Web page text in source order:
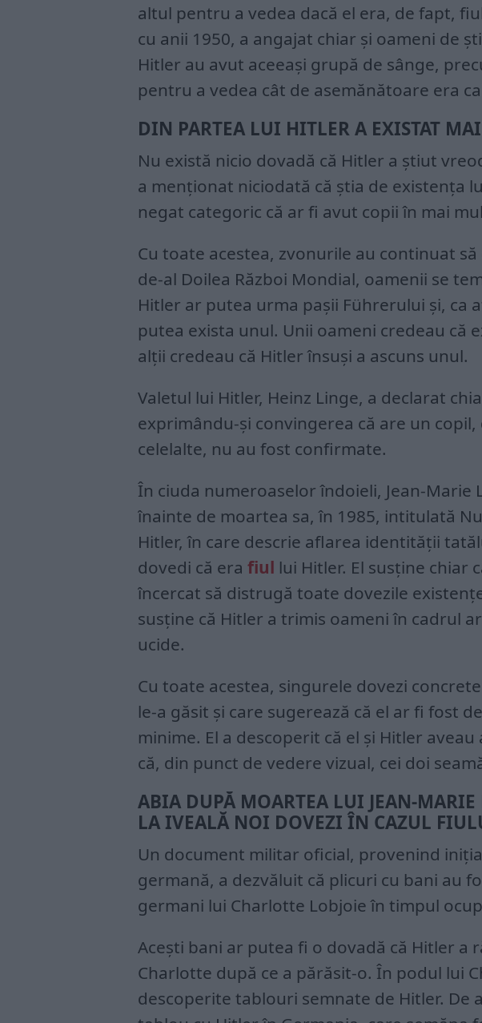
altul pentru a vedea dacă el era, de fapt,
cu anii 1950, a angajat chiar și oameni de
Hitler au avut aceeași grupă de sânge,
pentru a vedea cât de asemănătoare era
DIN PARTEA LUI HITLER A EXISTAT
Nu există nicio dovadă că Hitler a știut
a menționat niciodată că știa de existența
negat categoric că ar fi avut copii în mai
Cu toate acestea, zvonurile au continuat
de-al Doilea Război Mondial, oamenii se
Hitler ar putea urma pașii Führerului și, ca
putea exista unul. Unii oameni credeau că
alții credeau că Hitler însuși a ascuns unul.
Valetul lui Hitler, Heinz Linge, a declarat
exprimându-și convingerea că are un
celelalte, nu au fost confirmate.
În ciuda numeroaselor îndoieli, Jean-
înainte de moartea sa, în 1985, intitulată
Hitler, în care descrie aflarea identității
dovedi că era fiul lui Hitler. El susține chiar
încercat să distrugă toate dovezile
susține că Hitler a trimis oameni în cadrul
ucide.
Cu toate acestea, singurele dovezi
le-a găsit și care sugerează că el ar fi fost
minime. El a descoperit că el și Hitler
că, din punct de vedere vizual, cei doi
ABIA DUPĂ MOARTEA LUI JEAN-MARIE
LA IVEALĂ NOI DOVEZI ÎN CAZUL
Un document militar oficial, provenind
germană, a dezvăluit că plicuri cu bani au
germani lui Charlotte Lobjoie în timpul
Acești bani ar putea fi o dovadă că Hitler a
Charlotte după ce a părăsit-o. În podul lui
descoperite tablouri semnate de Hitler. De